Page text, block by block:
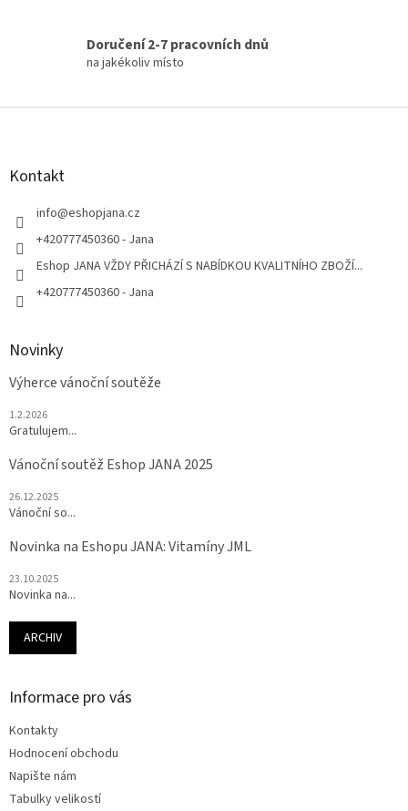
Doručení 2-7 pracovních dnů
na jakékoliv místo
Z
Kontakt
info@eshopjana.cz
+420777450360 - Jana
Eshop JANA VŽDY PŘICHÁZÍ S NABÍDKOU KVALITNÍHO ZBOŽÍ...
+420777450360 - Jana
Novinky
Výherce vánoční soutěže
1.2.2026
Gratulujem...
Vánoční soutěž Eshop JANA 2025
26.12.2025
Vánoční so...
Novinka na Eshopu JANA: Vitamíny JML
23.10.2025
Novinka na...
ARCHIV
Informace pro vás
Kontakty
Hodnocení obchodu
Napište nám
Tabulky velikostí